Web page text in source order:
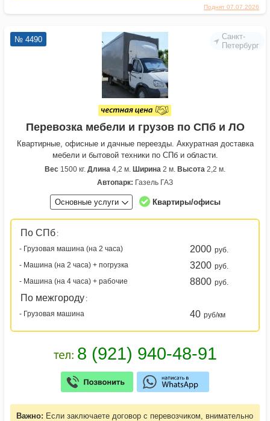
Поднят 07.07.2026
Санкт-
Петербург
№ 4490
Перевозка мебели и грузов по СПб и ЛО
Квартирные, офисные и дачные переезды. Аккуратная доставка
мебели и бытовой техники по СПб и области.
Вес 1500 кг. Длина 4,2 м. Ширина 2 м. Высота 2,2 м.
Автопарк: Газель ГАЗ
Основные услуги Квартиры/офисы
По СПб :
- Грузовая машина (на 2 часа)
2000 руб.
- Машина (на 2 часа) + погрузка
3200 руб.
- Машина (на 4 часа) + рабочие
8800 руб.
По межгороду :
- Грузовая машина
40 руб/км
Важно: Если заключаете договор с перевозчиком, внимательно